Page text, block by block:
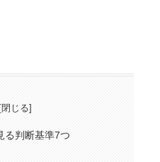
る判断基準7つ